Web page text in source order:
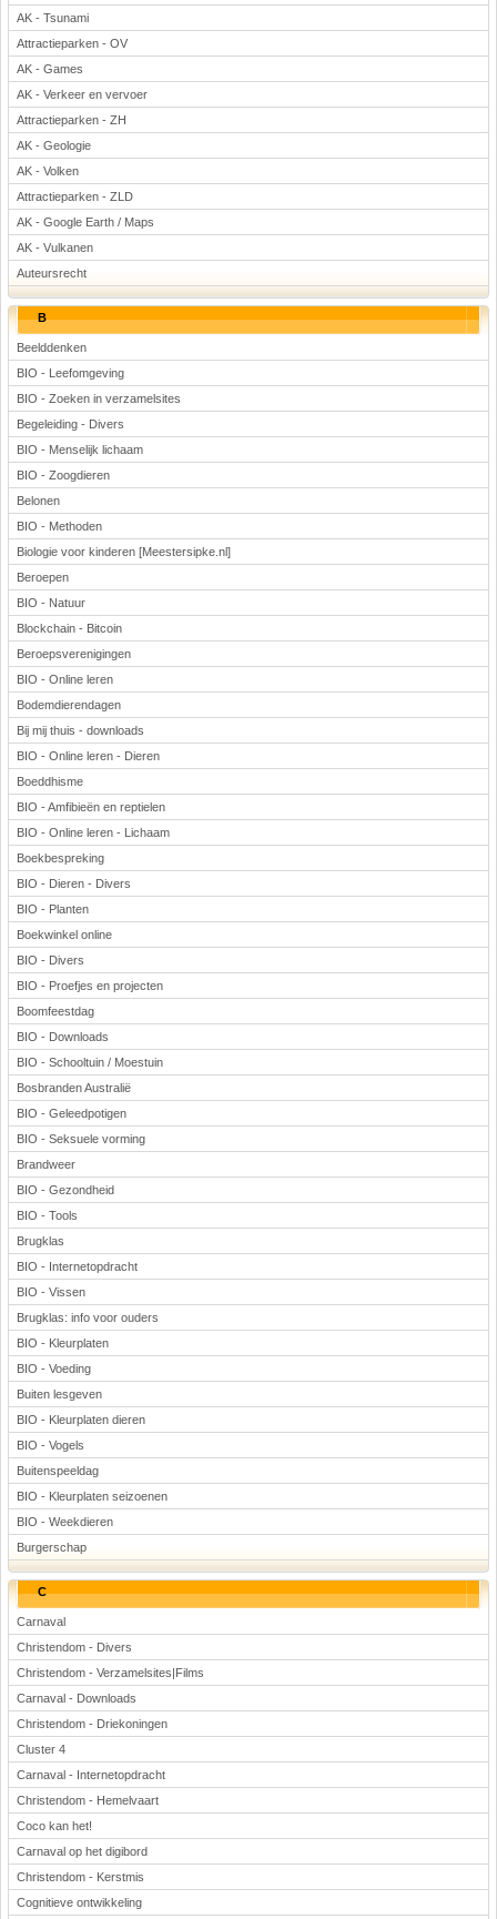
AK - Tsunami
Attractieparken - OV
AK - Games
AK - Verkeer en vervoer
Attractieparken - ZH
AK - Geologie
AK - Volken
Attractieparken - ZLD
AK - Google Earth / Maps
AK - Vulkanen
Auteursrecht
B
Beelddenken
BIO - Leefomgeving
BIO - Zoeken in verzamelsites
Begeleiding - Divers
BIO - Menselijk lichaam
BIO - Zoogdieren
Belonen
BIO - Methoden
Biologie voor kinderen [Meestersipke.nl]
Beroepen
BIO - Natuur
Blockchain - Bitcoin
Beroepsverenigingen
BIO - Online leren
Bodemdierendagen
Bij mij thuis - downloads
BIO - Online leren - Dieren
Boeddhisme
BIO - Amfibieën en reptielen
BIO - Online leren - Lichaam
Boekbespreking
BIO - Dieren - Divers
BIO - Planten
Boekwinkel online
BIO - Divers
BIO - Proefjes en projecten
Boomfeestdag
BIO - Downloads
BIO - Schooltuin / Moestuin
Bosbranden Australië
BIO - Geleedpotigen
BIO - Seksuele vorming
Brandweer
BIO - Gezondheid
BIO - Tools
Brugklas
BIO - Internetopdracht
BIO - Vissen
Brugklas: info voor ouders
BIO - Kleurplaten
BIO - Voeding
Buiten lesgeven
BIO - Kleurplaten dieren
BIO - Vogels
Buitenspeeldag
BIO - Kleurplaten seizoenen
BIO - Weekdieren
Burgerschap
C
Carnaval
Christendom - Divers
Christendom - Verzamelsites|Films
Carnaval - Downloads
Christendom - Driekoningen
Cluster 4
Carnaval - Internetopdracht
Christendom - Hemelvaart
Coco kan het!
Carnaval op het digibord
Christendom - Kerstmis
Cognitieve ontwikkeling